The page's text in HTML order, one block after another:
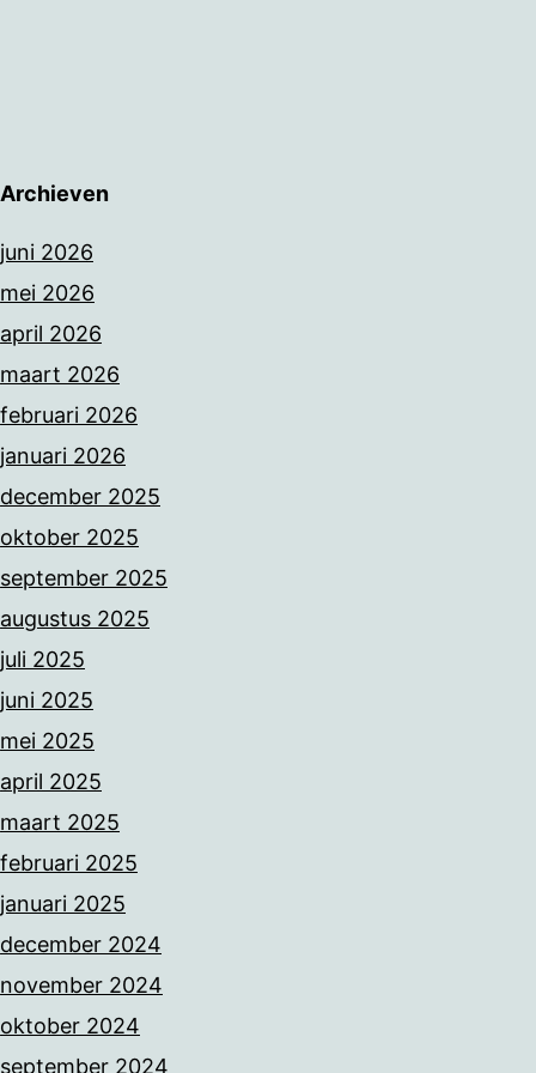
Archieven
juni 2026
mei 2026
april 2026
maart 2026
februari 2026
januari 2026
december 2025
oktober 2025
september 2025
augustus 2025
juli 2025
juni 2025
mei 2025
april 2025
maart 2025
februari 2025
januari 2025
december 2024
november 2024
oktober 2024
september 2024